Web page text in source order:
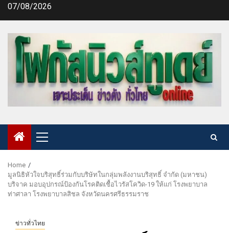
Skip07/08/2026
Primary
Menu
Home
มูลนิธิหัวใจบริสุทธิ์ร่วมกับบริษัทในกลุ่มพลังงานบริสุทธิ์ จำกัด (มหาชน)
บริจาค มอบอุปกรณ์ป้องกันโรคติดเชื้อไวรัสโควิด-19 ให้แก่ โรงพยาบาล
ท่าศาลา โรงพยาบาลสิชล จังหวัดนครศรีธรรมราช
ข่าวทั่วไทย